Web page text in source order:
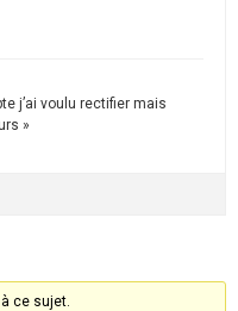
j’ai voulu rectifier mais
»
ce sujet.